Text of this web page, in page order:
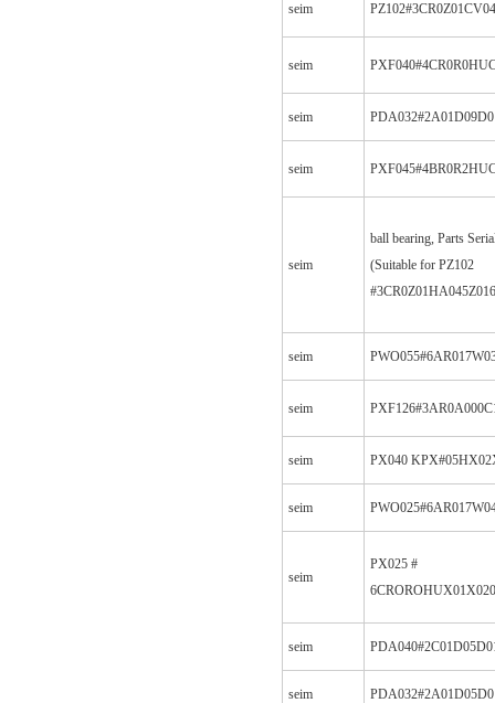
seim
seim
seim
seim
seim
ball bearing, Parts
(Suitable for PZ102
seim
seim
seim PX040
seim
seim
PX025 #
seim
seim